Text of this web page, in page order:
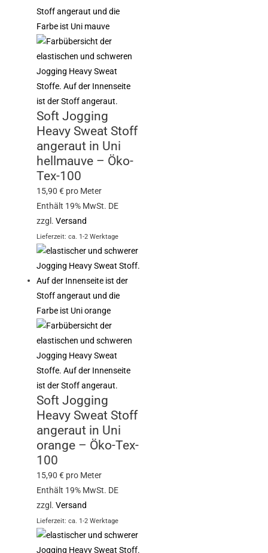
Soft Jogging
Heavy Sweat Stoff
angeraut in Uni
hellmauve – Öko-
Tex-100
15,90€ pro Meter
Enthält 19% MwSt. DE
zzgl.Versand
Lieferzeit: ca. 1-2 Werktage
Soft Jogging
Heavy Sweat Stoff
angeraut in Uni
orange – Öko-Tex-
100
15,90€ pro Meter
Enthält 19% MwSt. DE
zzgl.Versand
Lieferzeit: ca. 1-2 Werktage